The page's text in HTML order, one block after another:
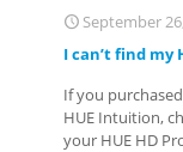
September
I can’t find
If you
HUE Intuition,
your HUE HD